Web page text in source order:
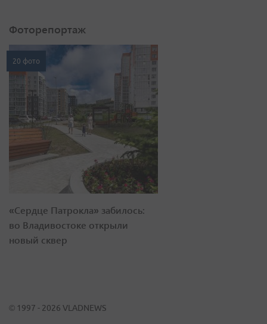
Фоторепортаж
20 фото
«Сердце Патрокла» забилось:
во Владивостоке открыли
новый сквер
© 1997 - 2026 VLADNEWS